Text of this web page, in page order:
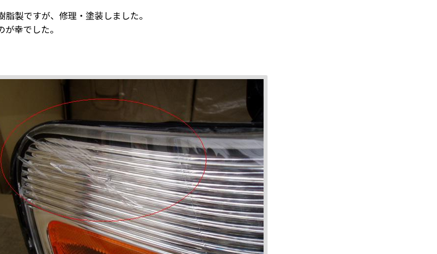
製ですが、修理・塗装しました。
幸でした。